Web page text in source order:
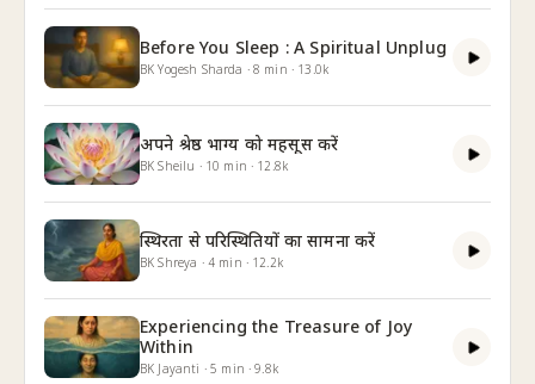
Before You Sleep : A Spiritual Unplug
BK Yogesh Sharda ·8 min · 13.0k
अपने श्रेष्ठ भाग्य को महसूस करें
BK Sheilu · 10 min · 12.8k
स्थिरता से परिस्थितियों का सामना करें
BK Shreya · 4 min · 12.2k
Experiencing the Treasure of Joy
Within
BK Jayanti ·5 min ·9.8k